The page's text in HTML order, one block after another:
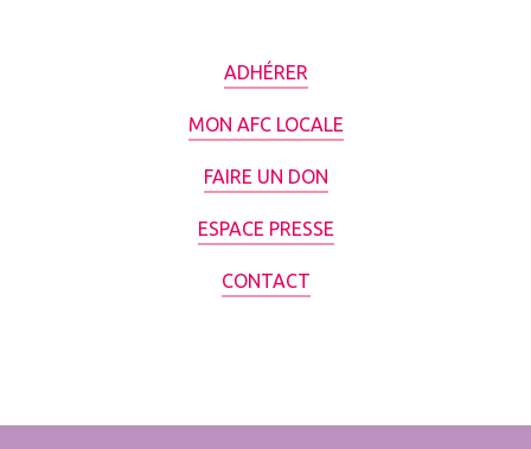
ADHÉRER
MON AFC LOCALE
FAIRE UN DON
ESPACE PRESSE
CONTACT